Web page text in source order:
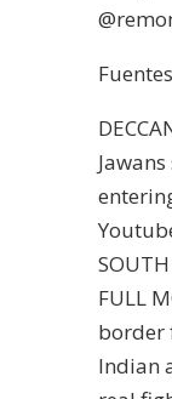
FULL
border
Indian